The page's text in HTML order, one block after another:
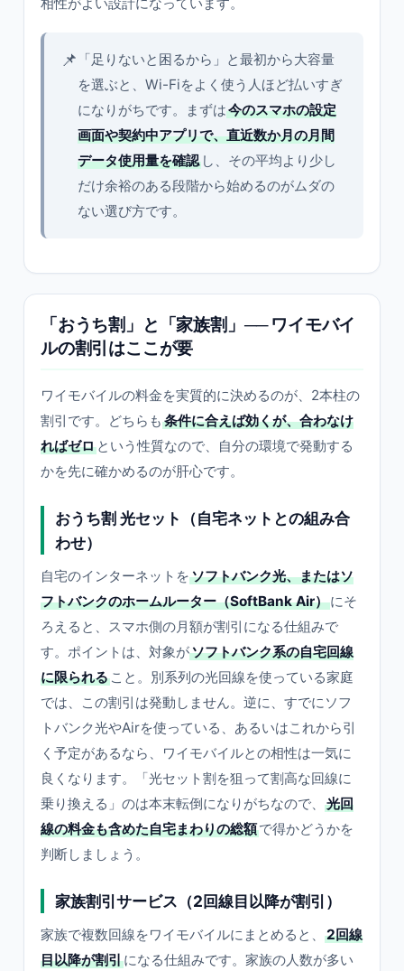
📌 「足りないと困るから」と最初から大容量
を選ぶと、Wi-Fiをよく使う人ほど払いすぎ
になりがちです。まずは今のスマホの設定
画面や契約中アプリで、直近数か月の月間
データ使用量を確認 し、その平均より少し
だけ余裕のある段階から始めるのがムダの
ない選び方です。
「おうち割」と「家族割」── ワイモバイ
ルの割引はここが要
ワイモバイルの料金を実質的に決めるのが、2本柱の
割引です。どちらも 条件に合えば効くが、合わなけ
ればゼロ という性質なので、自分の環境で発動する
かを先に確かめるのが肝心です。
おうち割 光セット（自宅ネットとの組み合
わせ）
自宅のインターネットをソフトバンク光、またはソ
フトバンクのホームルーター（SoftBank Air）にそ
ろえると、スマホ側の月額が割引になる仕組みで
す。ポイントは、対象がソフトバンク系の自宅回線
に限られる こと。別系列の光回線を使っている家庭
では、この割引は発動しません。逆に、すでにソフ
トバンク光やAirを使っている、あるいはこれから引
く予定があるなら、ワイモバイルとの相性は一気に
良くなります。「光セット割を狙って割高な回線に
乗り換える」のは本末転倒になりがちなので、
光回
線の料金も含めた自宅まわりの総額で得かどうかを
判断しましょう。
家族割引サービス（2回線目以降が割引）
家族で複数回線をワイモバイルにまとめると、
2回線
目以降が割引になる仕組みです。家族の人数が多い